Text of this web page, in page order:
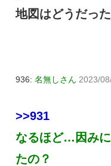
地図はどうだっ
936: 名無しさん 2023/
>>931
なるほど…因み
たの？